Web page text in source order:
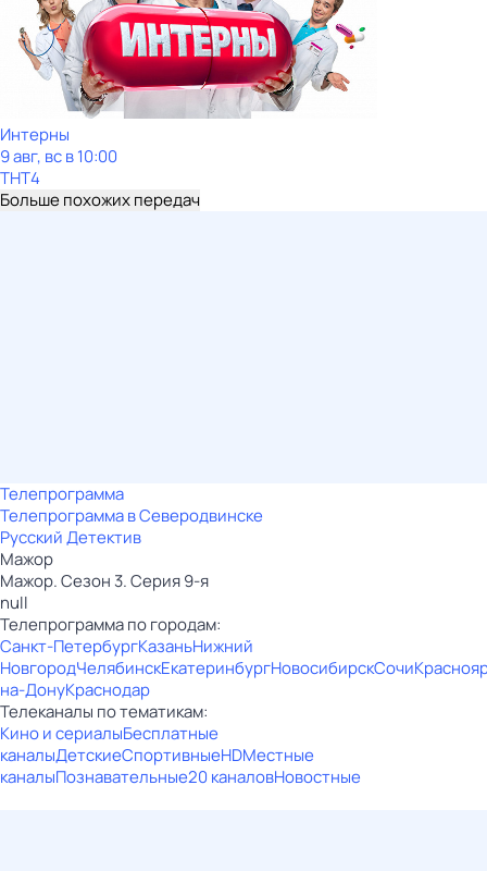
Интерны
9 авг, вс в 10:00
ТНТ4
Больше похожих передач
Телепрограмма
Телепрограмма в Северодвинске
Русский Детектив
Мажор
Мажор. Сезон 3. Серия 9-я
null
Телепрограмма по городам:
Санкт-ПетербургКазаньНижний
НовгородЧелябинскЕкатеринбургНовосибирскСочи
на-ДонуКраснодар
Телеканалы по тематикам:
Кино и сериалыБесплатные
каналыДетскиеСпортивныеHDМестные
каналыПознавательные20 каналовНовостные